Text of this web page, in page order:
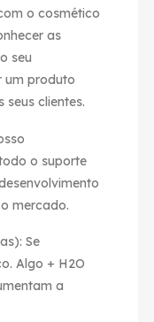
o cosmético
as
seu
um produto
clientes.
o suporte
mercado.
Se
Algo + H2O
a